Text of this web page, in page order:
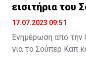
εισιτήρια του
17.07.2023 09:51
Ενημέρωση από την
για το Σούπερ Καπ